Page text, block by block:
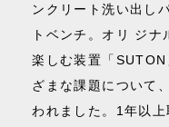
ンクリート洗い出し
トベンチ。オリ ジ
楽しむ装置「
ざまな課題について
われました。1年以上